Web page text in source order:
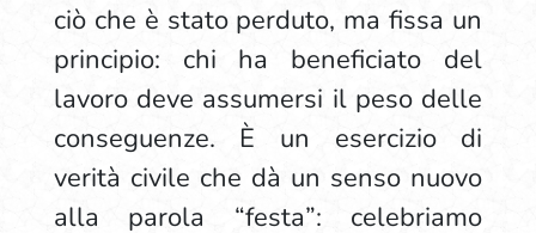
ciò che è stato perduto, ma fissa un
principio: chi ha beneficiato del
lavoro deve assumersi il peso delle
conseguenze. È un esercizio di
verità civile che dà un senso nuovo
alla parola “festa”: celebriamo